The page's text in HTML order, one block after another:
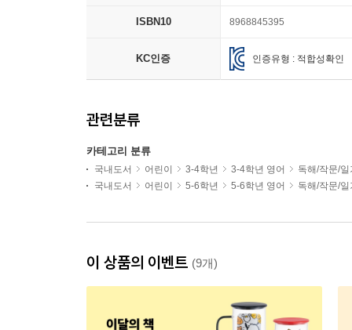
ISBN10 8968845395
KC인증 인증유형 : 적합성확인
관련분류
카테고리 분류
국내도서 어린이 3-4학년 3-4학년 영어
독해/작문/일
국내도서
어린이 5-6학년 5-6학년 영어 독해/작문/일
이 상품의 이벤트 (9개)